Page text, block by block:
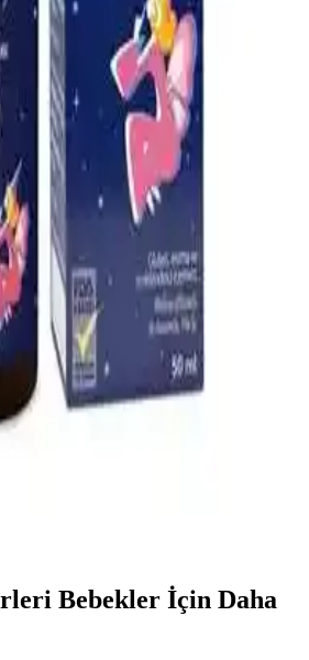
su geçirmezlik, geniş iç hacim
önemli özelliklere dikkat edin. Bu
kolayca bulun.
ve Etkili Boğaz Spreyleri:
Rehberi
içeriklerle formüle edilen boğaz
rahatlatır. Kullanım talimatlarına
ve doktorlar tarafından tercih
Mama Kabı ve Gıda
Ekonomik Saklama Çözümleri
kabı ve gıda poşetleri hijyen ve
temizlenir, güvenli ve ekonomik
tercihidir.
Artıran Doğal Uyku
Bebekler İçin Daha